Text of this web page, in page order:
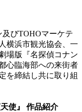
びTOHOマーケテ
横浜市観光協会、一
場版『名探偵コナン
心臨海部への来街者
を締結し共に取り組
使』 作品紹介